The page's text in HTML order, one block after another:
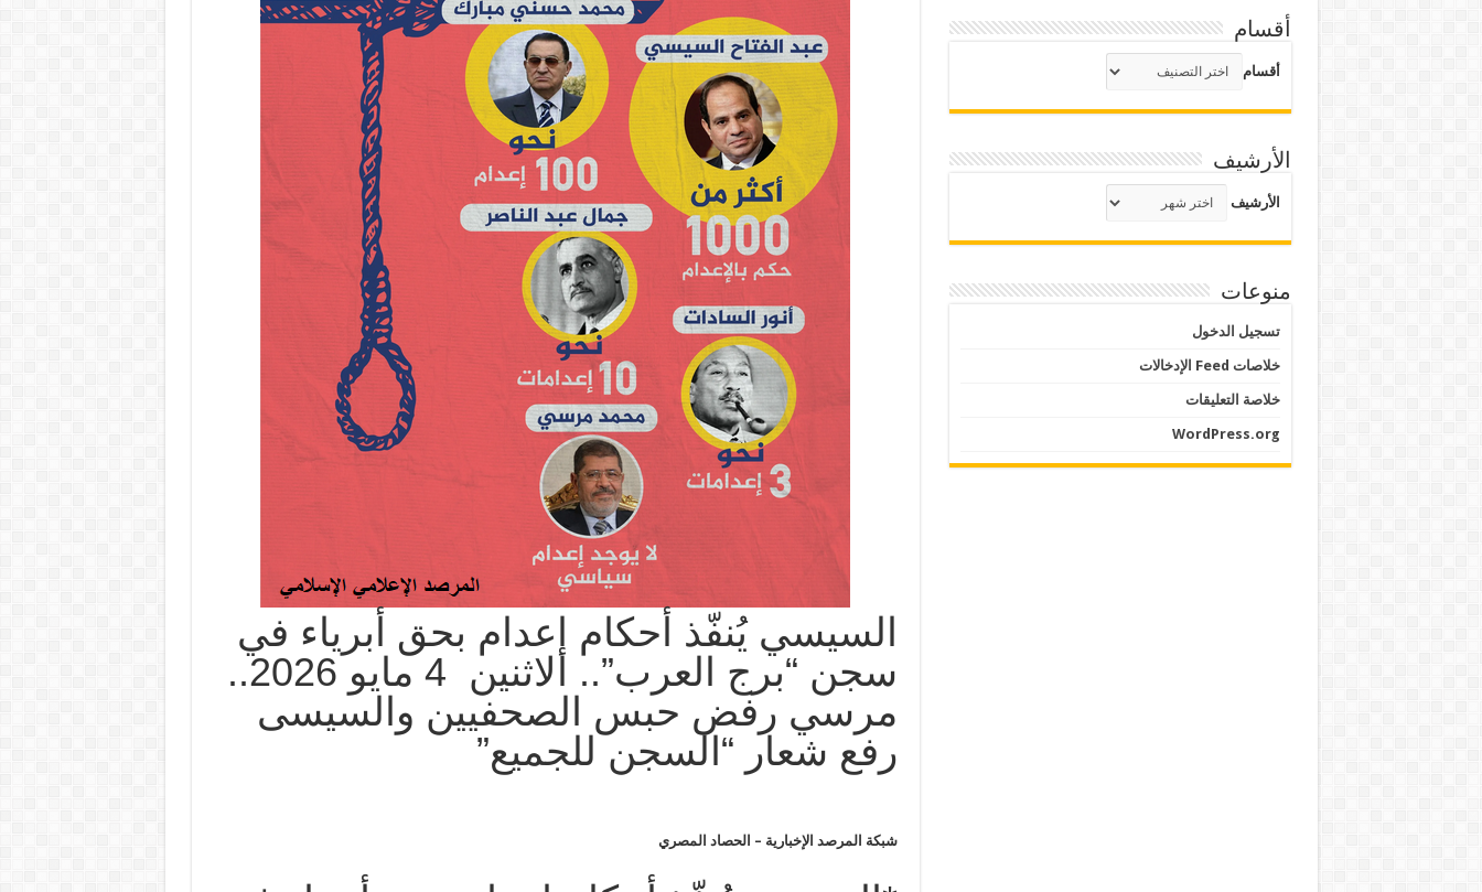
السيسي يُنفّذ أحكام إعدام بحق أبرياء في
سجن “برج العرب”.. الاثنين 4 مايو 2026..
مرسي رفض حبس الصحفيين والسيسى
رفع شعار “السجن للجميع”
شبكة المرصد الإخبارية – الحصاد المصري
أقسام
أقسام
الأرشيف
الأرشيف
منوعات
تسجيل الدخول
خلاصات Feed الإدخالات
خلاصة التعليقات
WordPress.org